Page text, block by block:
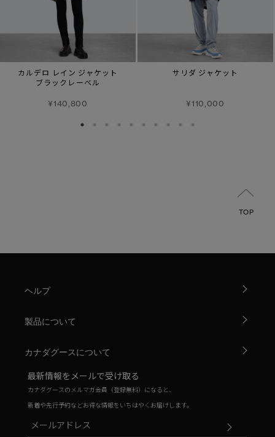
カルデロ レイン ジャケット
ブラックレーベル
¥140,800
サリダ ジャケット
¥110,000
TOP
ヘルプ
製品について
カナダグースについて
最新情報をメールで受け取る
カナダグースのメルマガ会員（登録無料）になると、
新着や先行予約などお得な情報をいちはやくお届けします。